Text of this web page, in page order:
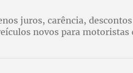
juros, carência, descontos
novos para motoristas